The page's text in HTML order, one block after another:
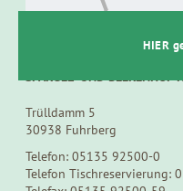
SPARGEL- UND BEERENHOF
Trülldamm 5
30938 Fuhrberg
Telefon: 05135 92500-0
Telefon Tischreservierung:
HIER